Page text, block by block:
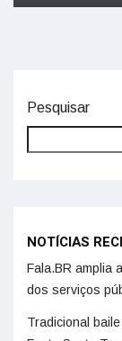
NOTÍCIAS
Fala.BR
Vereador de
aura” em
de dança do